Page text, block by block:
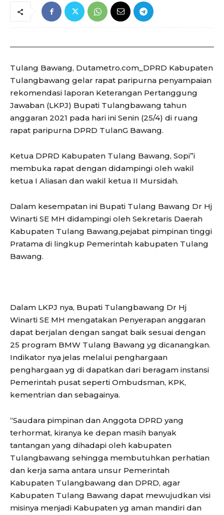
Tulang Bawang, Dutametro.com_DPRD Kabupaten
Tulangbawang gelar rapat paripurna penyampaian
rekomendasi laporan Keterangan Pertanggung
Jawaban (LKPJ) Bupati Tulangbawang tahun
anggaran 2021 pada hari ini Senin (25/4) di ruang
rapat paripurna DPRD TulanG Bawang.
Ketua DPRD Kabupaten Tulang Bawang, Sopi”i
membuka rapat dengan didampingi oleh wakil
ketua I Aliasan dan wakil ketua II Mursidah.
Dalam kesempatan ini Bupati Tulang Bawang Dr Hj
Winarti SE MH didampingi oleh Sekretaris Daerah
Kabupaten Tulang Bawang,pejabat pimpinan tinggi
Pratama di lingkup Pemerintah kabupaten Tulang
Bawang.
Dalam LKPJ nya, Bupati Tulangbawang Dr Hj
Winarti SE MH mengatakan Penyerapan anggaran
dapat berjalan dengan sangat baik sesuai dengan
25 program BMW Tulang Bawang yg dicanangkan.
Indikator nya jelas melalui penghargaan
penghargaan yg di dapatkan dari beragam instansi
Pemerintah pusat seperti Ombudsman, KPK,
kementrian dan sebagainya.
“Saudara pimpinan dan Anggota DPRD yang
terhormat, kiranya ke depan masih banyak
tantangan yang dihadapi oleh kabupaten
Tulangbawang sehingga membutuhkan perhatian
dan kerja sama antara unsur Pemerintah
Kabupaten Tulangbawang dan DPRD, agar
Kabupaten Tulang Bawang dapat mewujudkan visi
misinya menjadi Kabupaten yg aman mandiri dan